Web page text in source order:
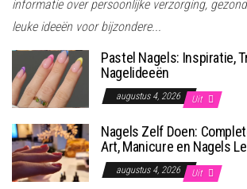
informatie over persoonlijke verzorging,
leuke ideeën voor bijzondere...
Pastel Nagels: Inspiratie,
Nagelideeën
augustus 4, 2026 Uit
Nagels Zelf Doen:
Art, Manicure en Nagels
augustus 4, 2026 Uit